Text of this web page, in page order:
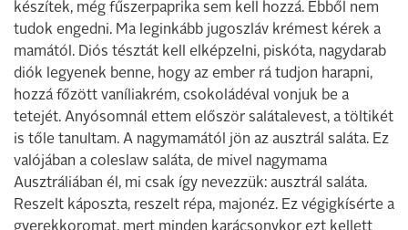
készítek, még fűszerpaprika sem kell hozzá. Ebből nem
tudok engedni. Ma leginkább jugoszláv krémest kérek a
mamától. Diós tésztát kell elképzelni, piskóta, nagydarab
diók legyenek benne, hogy az ember rá tudjon harapni,
hozzá főzött vaníliakrém, csokoládéval vonjuk be a
tetejét. Anyósomnál ettem először salátalevest, a töltikét
is tőle tanultam. A nagymamától jön az ausztrál saláta. Ez
valójában a coleslaw saláta, de mivel nagymama
Ausztráliában él, mi csak így nevezzük: ausztrál saláta.
Reszelt káposzta, reszelt répa, majonéz. Ez végigkísérte a